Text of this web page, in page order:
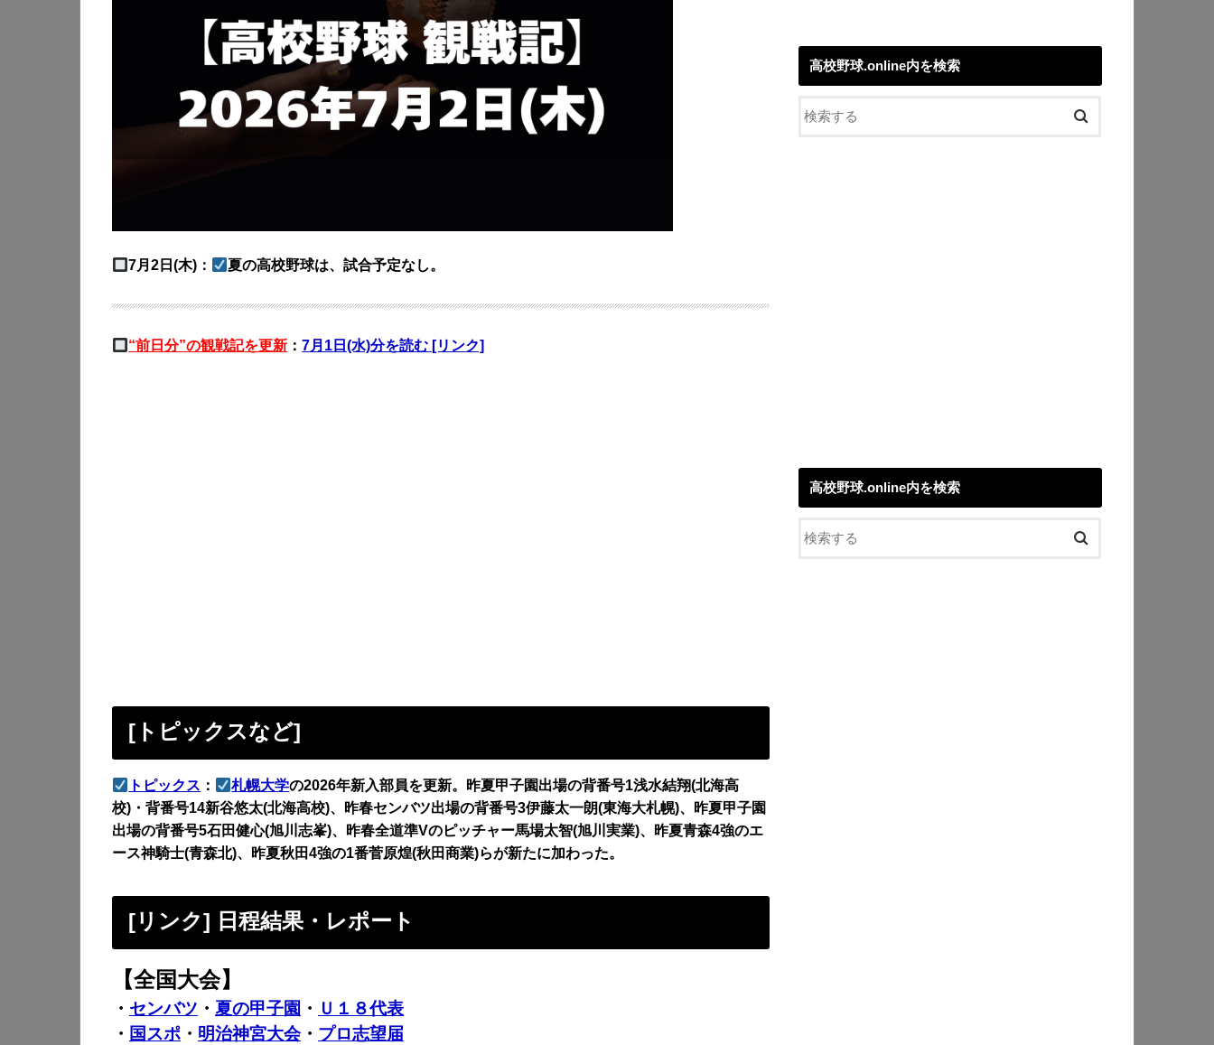
7月2日(木)： 夏の高校野球は、試合予定なし。
“前日分”の観戦記を更新 ：7月1日(水)分を読む [リンク]
[トピックスなど]
トピックス ： 札幌大学の2026年新入部員を更新。昨夏甲子園出場の背番号1浅水結翔(北海高
校)・背番号14新谷悠太(北海高校)、昨春センバツ出場の背番号3伊藤太一朗(東海大札幌)、昨夏甲子園
出場の背番号5石田健心(旭川志峯)、昨春全道準Vのピッチャー馬場太智(旭川実業)、昨夏青森4強のエ
ース神騎士(青森北)、昨夏秋田4強の1番菅原煌(秋田商業)らが新たに加わった。
[リンク] 日程結果・レポート
【全国大会】
・ センバツ ・ 夏の甲子園 ・ Ｕ１８代表
・ 国スポ ・ 明治神宮大会・ プロ志望届
高校野球.online内を検索
高校野球.online内を検索